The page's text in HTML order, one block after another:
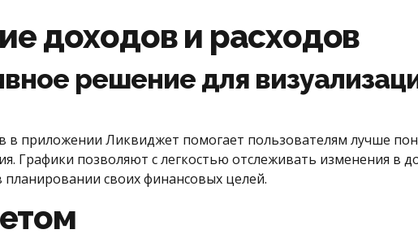
доходов и расходов
решение для
в приложении Ликвиджет помогает пользователям лучше
позволяют с легкостью отслеживать изменения в
своих финансовых целей.